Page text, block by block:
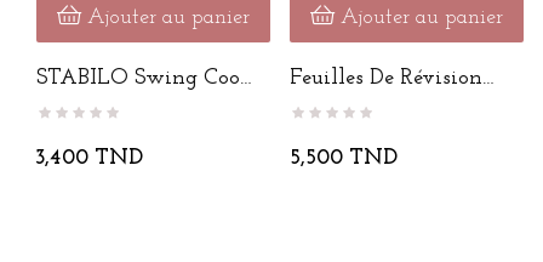
Ajouter au panier
STABILO Swing Cool
/ Pièce
3,400 TND
Ajouter au panier
Feuilles De Révision
A4
5,500 TND